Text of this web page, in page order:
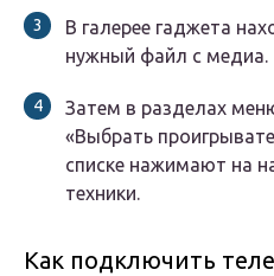
В галерее гаджета
нужный файл с медиа.
Затем в разделах
«Выбрать
списке нажимают на
техники.
Как подключить